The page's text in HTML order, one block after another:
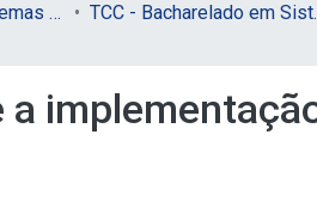
Bacharelado em Sistemas de Informação (UAST)
TCC -